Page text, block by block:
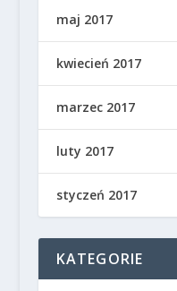
maj 2017
kwiecień 2017
marzec 2017
luty 2017
styczeń 2017
KATEGORIE